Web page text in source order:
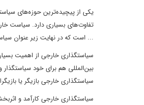
یکی از پیچیده‌ترین حوزه‌های
تفاوت‌های بسیاری دارد. سیاست
... است که در نهایت زیر عنوان
سیاستگذاری خارجی از اهمیت
بین‌المللی هم برای خود سیاستگذار
سیاستگذاری خارجی بازیگر یا
سیاستگذاری خارجی کارآمد و